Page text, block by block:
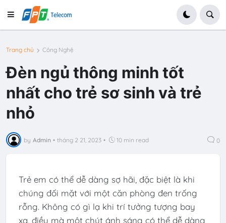
Trang chủ Công Nghệ
Đèn ngủ thông minh tốt
nhất cho trẻ sơ sinh và trẻ
nhỏ
by Admin • tháng 2 21, 2023 • 10 min read 0
Trẻ em có thể dễ dàng sợ hãi, đặc biệt là khi
chúng đối mặt với một căn phòng đen trống
rỗng. Không có gì lạ khi trí tưởng tượng bay
xa, điều mà một chút ánh sáng có thể dễ dàng